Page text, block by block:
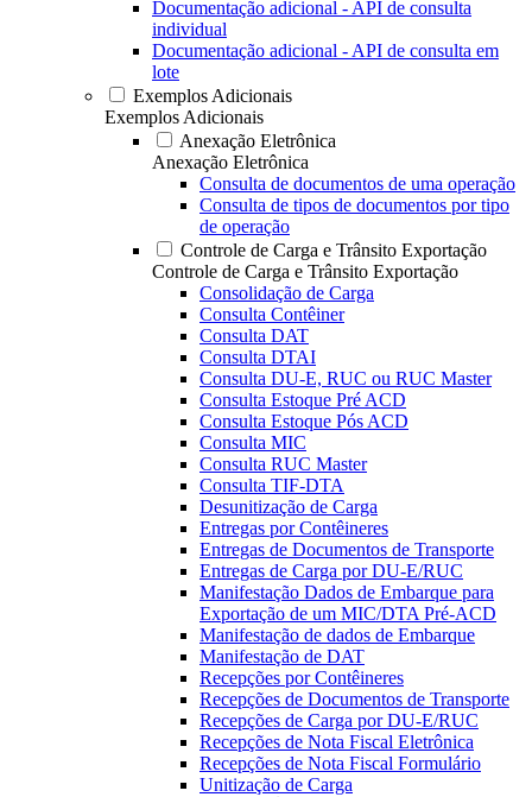
Documentação adicional - API de consulta
individual
Documentação adicional - API de consulta em
lote
Exemplos Adicionais
Exemplos Adicionais
Anexação Eletrônica
Anexação Eletrônica
Consulta de documentos de uma operação
Consulta de tipos de documentos por tipo
de operação
Controle de Carga e Trânsito Exportação
Controle de Carga e Trânsito Exportação
Consolidação de Carga
Consulta Contêiner
Consulta DAT
Consulta DTAI
Consulta DU-E, RUC ou RUC Master
Consulta Estoque Pré ACD
Consulta Estoque Pós ACD
Consulta MIC
Consulta RUC Master
Consulta TIF-DTA
Desunitização de Carga
Entregas por Contêineres
Entregas de Documentos de Transporte
Entregas de Carga por DU-E/RUC
Manifestação Dados de Embarque para
Exportação de um MIC/DTA Pré-ACD
Manifestação de dados de Embarque
Manifestação de DAT
Recepções por Contêineres
Recepções de Documentos de Transporte
Recepções de Carga por DU-E/RUC
Recepções de Nota Fiscal Eletrônica
Recepções de Nota Fiscal Formulário
Unitização de Carga